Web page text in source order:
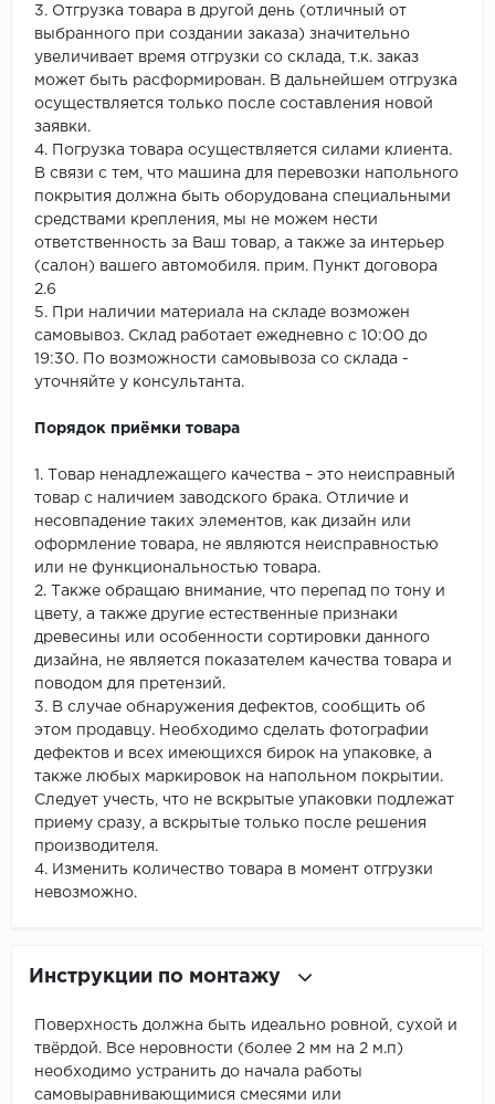
3. Отгрузка товара в другой день (отличный от
выбранного при создании заказа) значительно
увеличивает время отгрузки со склада, т.к. заказ
может быть расформирован. В дальнейшем отгрузка
осуществляется только после составления новой
заявки.
4. Погрузка товара осуществляется силами клиента.
В связи с тем, что машина для перевозки напольного
покрытия должна быть оборудована специальными
средствами крепления, мы не можем нести
ответственность за Ваш товар, а также за интерьер
(салон) вашего автомобиля. прим. Пункт договора
2.6
5. При наличии материала на складе возможен
самовывоз. Склад работает ежедневно с 10:00 до
19:30. По возможности самовывоза со склада -
уточняйте у консультанта.
Порядок приёмки товара
1. Товар ненадлежащего качества – это неисправный
товар с наличием заводского брака. Отличие и
несовпадение таких элементов, как дизайн или
оформление товара, не являются неисправностью
или не функциональностью товара.
2. Также обращаю внимание, что перепад по тону и
цвету, а также другие естественные признаки
древесины или особенности сортировки данного
дизайна, не является показателем качества товара и
поводом для претензий.
3. В случае обнаружения дефектов, сообщить об
этом продавцу. Необходимо сделать фотографии
дефектов и всех имеющихся бирок на упаковке, а
также любых маркировок на напольном покрытии.
Следует учесть, что не вскрытые упаковки подлежат
приему сразу, а вскрытые только после решения
производителя.
4. Изменить количество товара в момент отгрузки
невозможно.
Инструкции по монтажу
Поверхность должна быть идеально ровной, сухой и
твёрдой. Все неровности (более 2 мм на 2 м.п)
необходимо устранить до начала работы
самовыравнивающимися смесями или